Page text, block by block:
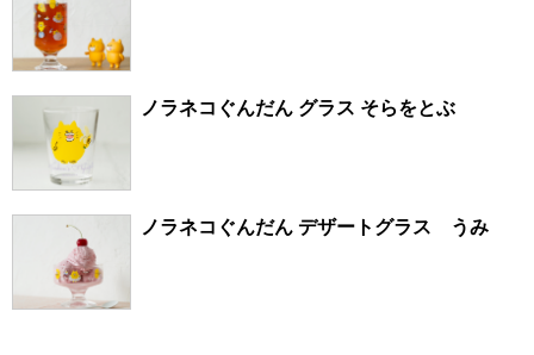
ノラネコぐんだん グラス そらをとぶ
ノラネコぐんだん デザートグラス うみ